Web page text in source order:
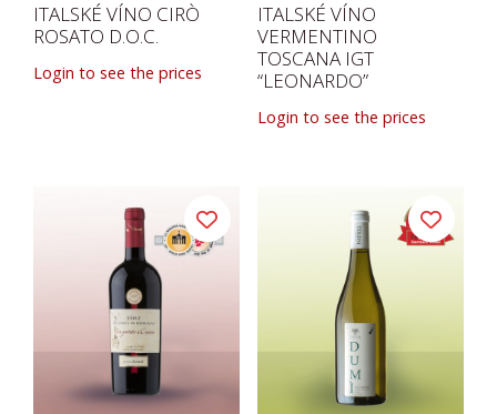
ITALSKÉ VÍNO CIRÒ
ROSATO D.O.C.
Login to see the prices
ITALSKÉ VÍNO
VERMENTINO
TOSCANA IGT
“LEONARDO”
Login to see the prices